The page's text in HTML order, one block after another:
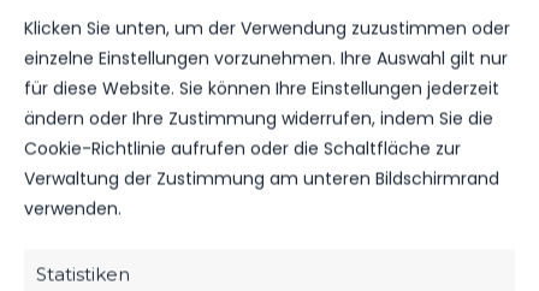
Klicken Sie unten, um der Verwendung zuzustimmen oder
einzelne Einstellungen vorzunehmen. Ihre Auswahl gilt nur
für diese Website. Sie können Ihre Einstellungen jederzeit
ändern oder Ihre Zustimmung widerrufen, indem Sie die
Cookie-Richtlinie aufrufen oder die Schaltfläche zur
Verwaltung der Zustimmung am unteren Bildschirmrand
verwenden.
Statistiken
ZU GAST BEI VIKTORIANERN
AUS BERLIN
NÄCHSTER BEITRAG